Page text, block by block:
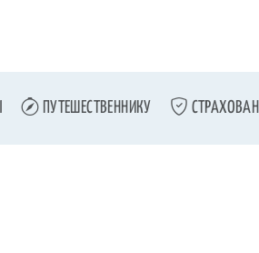
ПУТЕШЕСТВЕННИКУ